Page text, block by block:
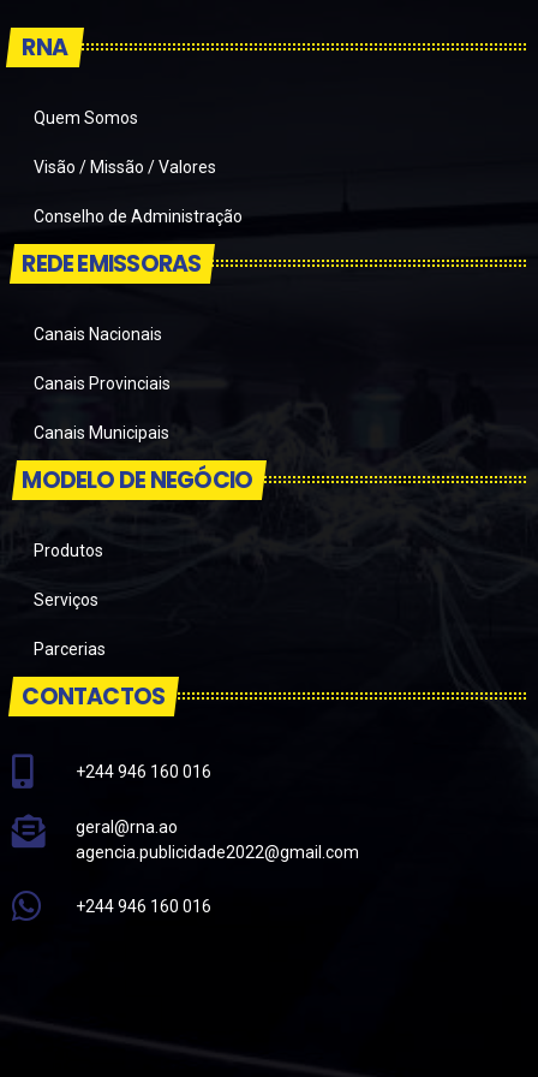
RNA
Quem Somos
Visão / Missão / Valores
Conselho de Administração
REDE EMISSORAS
Canais Nacionais
Canais Provinciais
Canais Municipais
MODELO DE NEGÓCIO
Produtos
Serviços
Parcerias
CONTACTOS
+244 946 160 016
geral@rna.ao
agencia.publicidade2022@gmail.com
+244 946 160 016